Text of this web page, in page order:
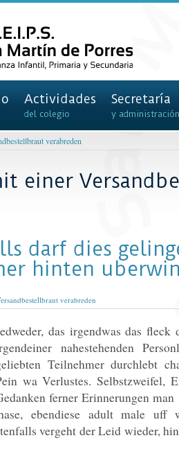
Actividades
del colegio
Secretaría
y administración
verabreden
einer
darf dies
hinten
verabreden
das irgendwas das fleck
nahestehenden
Teilnehmer durchlebt
wa Verlustes. Selbstzweifel,
ferner Erinnerungen man
ebendiese adult male uff
vergeht der Leid wieder,